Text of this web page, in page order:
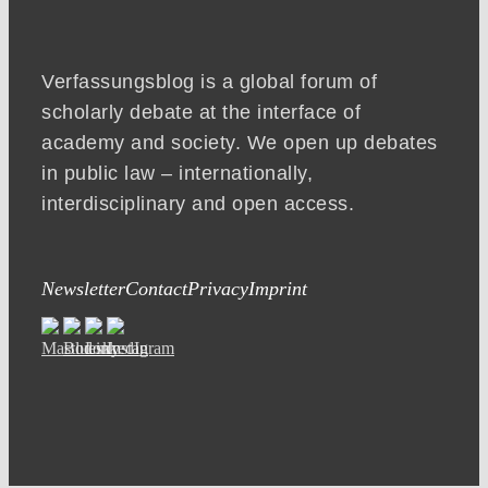
Verfassungsblog is a global forum of
scholarly debate at the interface of
academy and society. We open up debates
in public law – internationally,
interdisciplinary and open access.
NewsletterContactPrivacyImprint